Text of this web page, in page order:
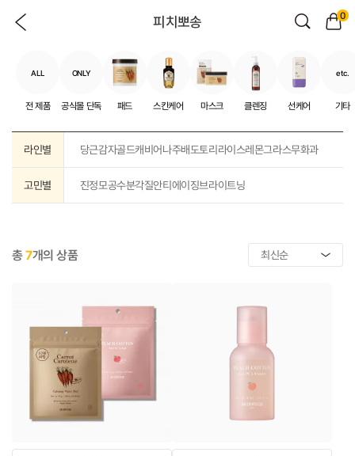
피치뽀송 0
ALL
전 제품
ONLY
공식몰 단독 패드 스킨케어 마스크 클렌징 선케어
etc.
기타
라인별 당근감자골드캐비어나주배도토리 라이스레몬그라스무화과
고민별 진정모공수분각질안티에이징브라이트닝
총7개의 상품